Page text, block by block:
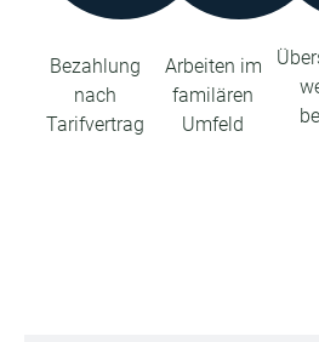
Bezahlung
nach
Tarifvertrag
Arbeiten im
familären
Umfeld